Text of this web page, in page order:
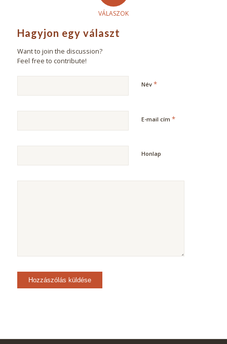
VÁLASZOK
Hagyjon egy választ
Want to join the discussion?
Feel free to contribute!
Név *
E-mail cím *
Honlap